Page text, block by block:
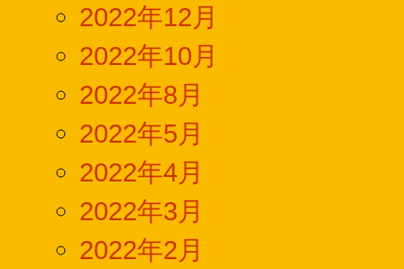
2022年12月
2022年10月
2022年8月
2022年5月
2022年4月
2022年3月
2022年2月